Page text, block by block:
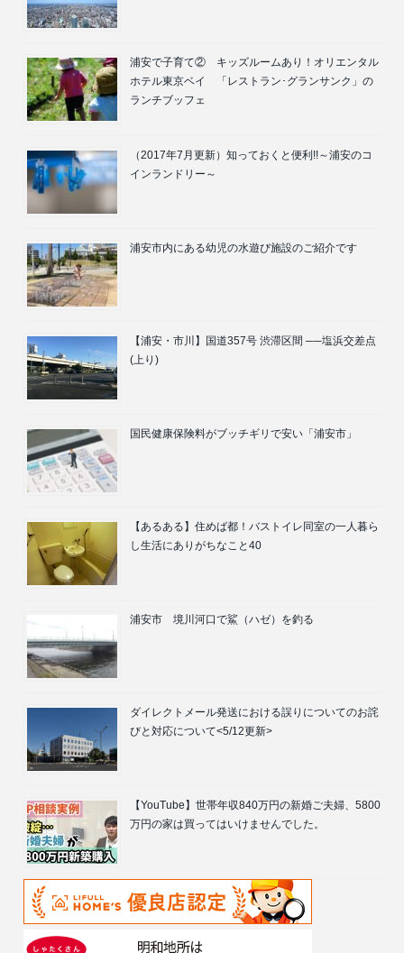
浦安で子育て② キッズルームあり！オリエンタル
ホテル東京ベイ 「レストラン･グランサンク」の
ランチブッフェ
（2017年7月更新）知っておくと便利!!～浦安のコ
インランドリー～
浦安市内にある幼児の水遊び施設のご紹介です
【浦安・市川】国道357号 渋滞区間 ──塩浜交差点
(上り)
国民健康保険料がブッチギリで安い「浦安市」
【あるある】住めば都！バストイレ同室の一人暮ら
し生活にありがちなこと40
浦安市 境川河口で鯊（ハゼ）を釣る
ダイレクトメール発送における誤りについてのお詫
びと対応について<5/12更新>
【YouTube】世帯年収840万円の新婚ご夫婦、5800
万円の家は買ってはいけませんでした。